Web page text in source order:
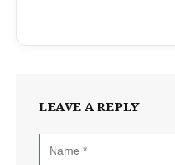
LEAVE A REPLY